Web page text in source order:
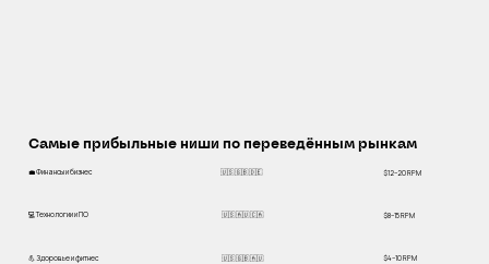
Самые прибыльные ниши по переведённым рынкам
💼 Финансы и бизнес 🇺🇸 🇬🇧 🇩🇪 $12–20 RPM
💻 Технологии и ПО 🇺🇸 🇦🇺 🇨🇦 $8–15 RPM
💪 Здоровье и фитнес 🇺🇸 🇬🇧 🇦🇺 $4–10 RPM